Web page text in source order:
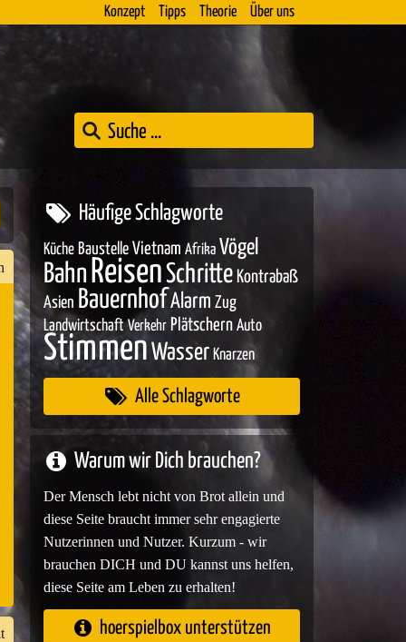
Konzept Tipps Theorie Über uns
Häufige Schlagworte
Küche Baustelle Vietnam Afrika Vögel
Bahn ReisenSchritte Kontrabaß
Asien BauernhofAlarm Zug
Landwirtschaft Verkehr Plätschern Auto
StimmenWasser Knarzen
Alle Schlagworte
Warum wir Dich brauchen?
Der Mensch lebt nicht von Brot allein und
diese Seite braucht immer sehr engagierte
Nutzerinnen und Nutzer. Kurzum - wir
brauchen DICH und DU kannst uns helfen,
diese Seite am Leben zu erhalten!
hoerspielbox unterstützen